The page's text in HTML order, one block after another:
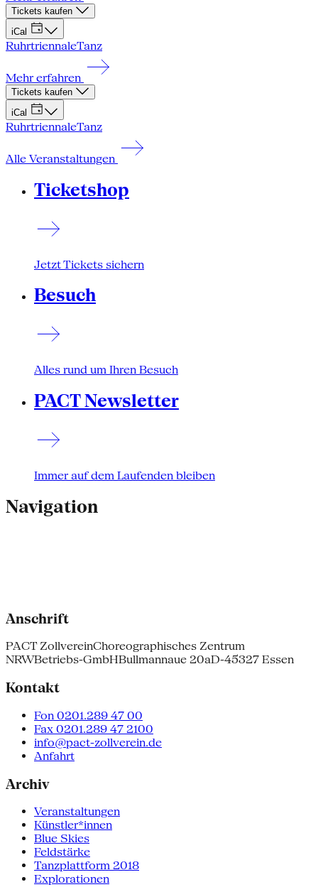
Tickets kaufen
iCal
RuhrtriennaleTanz
Mehr erfahren
Tickets kaufen
iCal
RuhrtriennaleTanz
Alle Veranstaltungen
Ticketshop
Jetzt Tickets sichern
Besuch
Alles rund um Ihren Besuch
PACT Newsletter
Immer auf dem Laufenden bleiben
Navigation
Anschrift
PACT ZollvereinChoreographisches Zentrum
NRWBetriebs-GmbHBullmannaue 20aD-45327 Essen
Kontakt
Fon 0201.289 47 00
Fax 0201.289 47 2100
info@pact-zollverein.de
Anfahrt
Archiv
Veranstaltungen
Künstler*innen
Blue Skies
Feldstärke
Tanzplattform 2018
Explorationen